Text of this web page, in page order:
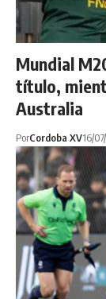
Mundial
título,
Australia
PorCordoba XV16/